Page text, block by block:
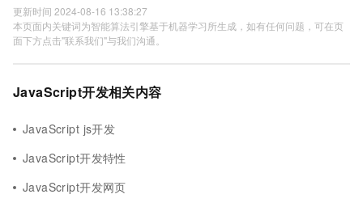
更新时间 2024-08-16 13:38:27
本页面内关键词为智能算法引擎基于机器学习所生成，如有任何问题，可在页
面下方点击"联系我们"与我们沟通。
JavaScript开发相关内容
JavaScript js开发
JavaScript开发特性
JavaScript开发网页